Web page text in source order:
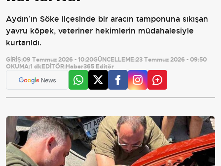
Aydın’ın Söke ilçesinde bir aracın tamponuna sıkışan
yavru köpek, veteriner hekimlerin müdahalesiyle
kurtarıldı.
GİRİŞ:09 Temmuz 2026 - 10:20GÜNCELLEME:23 Temmuz 2026 - 09:50
OKUMA:1 dkEDİTÖR:Haber365 Editör